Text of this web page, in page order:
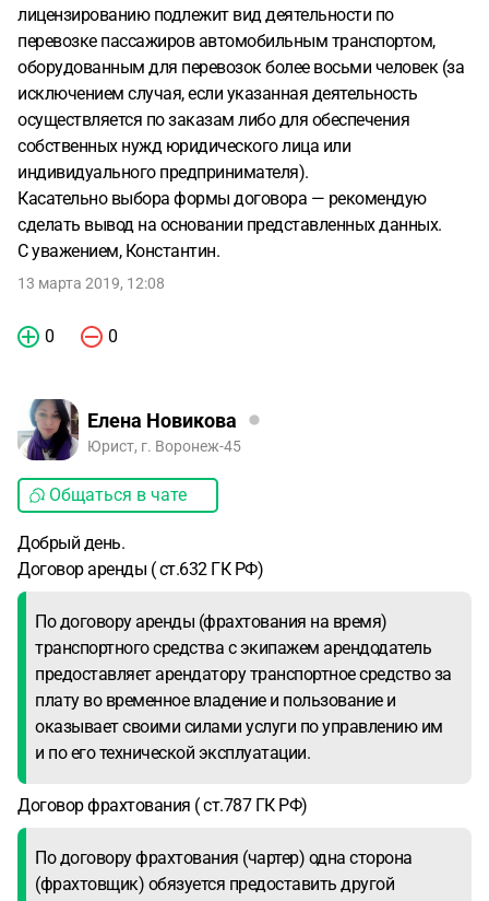
лицензированию подлежит вид деятельности по
перевозке пассажиров автомобильным транспортом,
оборудованным для перевозок более восьми человек (за
исключением случая, если указанная деятельность
осуществляется по заказам либо для обеспечения
собственных нужд юридического лица или
индивидуального предпринимателя).
Касательно выбора формы договора — рекомендую
сделать вывод на основании представленных данных.
С уважением, Константин.
13 марта 2019, 12:08
0 0
Елена Новикова
Юрист, г. Воронеж-45
Общаться в чате
Добрый день.
Договор аренды ( ст.632 ГК РФ)
По договору аренды (фрахтования на время)
транспортного средства с экипажем арендодатель
предоставляет арендатору транспортное средство за
плату во временное владение и пользование и
оказывает своими силами услуги по управлению им
и по его технической эксплуатации.
Договор фрахтования ( ст.787 ГК РФ)
По договору фрахтования (чартер) одна сторона
(фрахтовщик) обязуется предоставить другой